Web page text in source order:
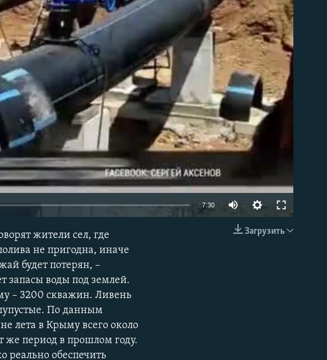
EMBED
available
7:30
240p
Загрузить
жители сел, где
не пригодна, иначе
будет потерян, –
запасы воды под землей.
– 3200 скважин. Ливень
По данным
лета в Крыму всего около
же период в прошлом году.
реально обеспечить